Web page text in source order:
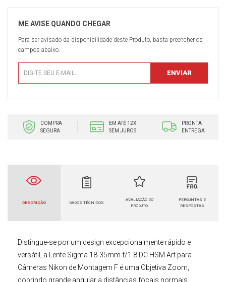
Para ser avisado da disponibilidade deste Produto, basta preencher os
campos abaixo.
COMPRA
SEGURA
EM ATÉ 12X
SEM JUROS
PRONTA
ENTREGA
DESCRIÇÃO DADOS TÉCNICOS
AVALIAÇÃO DO
PRODUTO
PERGUNTAS E
RESPOSTAS
Distingue-se por um design excepcionalmente rápido e
versátil, a
Lente Sigma 18-35mm f/1.8 DC HSM Art para
Câmeras Nikon de Montagem F é uma Objetiva Zoom,
cobrindo grande angular a distâncias focais normais.